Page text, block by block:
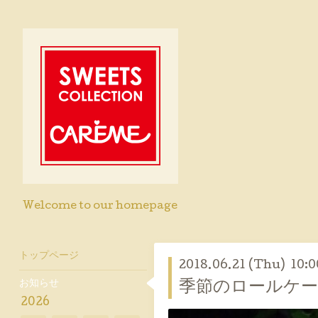
Welcome to our homepage
2018.06.21 (Thu)
季節のロールケ
トップページ
お知らせ
2026